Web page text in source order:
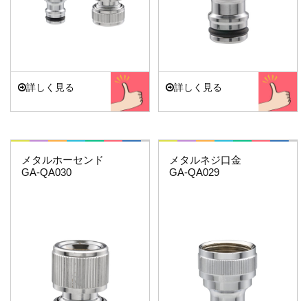
詳しく見る 詳しく見る
これエエやん
メタルホーセンド
GA-QA030
これエエやん
メタルネジ口金
GA-QA029